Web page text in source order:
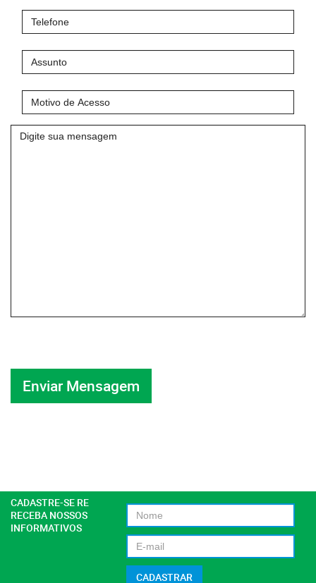
de
Acesso
Mensagem
CADASTRE-SE RE
RECEBA NOSSOS
INFORMATIVOS